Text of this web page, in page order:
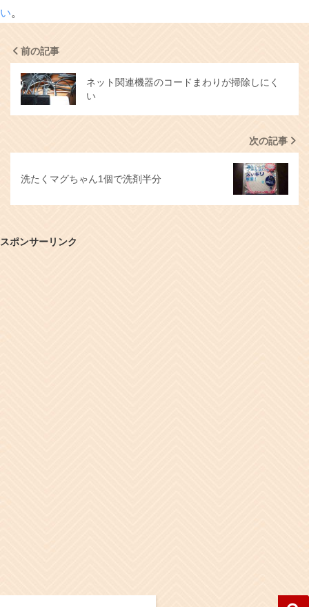
い。
前の記事
ネット関連機器のコードまわりが掃除しにく
い
次の記事
洗たくマグちゃん1個で洗剤半分
スポンサーリンク